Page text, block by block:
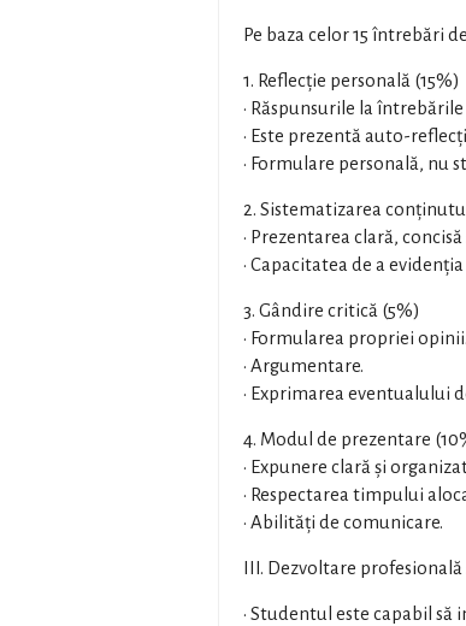
Pe baza celor 15 întrebări
1. Reflecție personală (15%)
• Răspunsurile la
• Este prezentă auto-
• Formulare personală, nu
2. Sistematizarea
• Prezentarea clară,
• Capacitatea de a
3. Gândire critică (5%)
• Formularea propriei opinii.
• Argumentare.
• Exprimarea eventualului
4. Modul de prezentare
• Expunere clară și
• Respectarea timpului
• Abilități de comunicare.
III. Dezvoltare profesională
• Studentul este capabil